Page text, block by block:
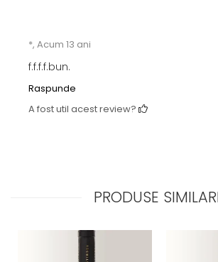
*, Acum 13 ani
f.f.f.f.bun.
Raspunde
A fost util acest review?
PRODUSE